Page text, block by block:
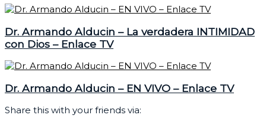
Dr. Armando Alducin – La verdadera INTIMIDAD
con Dios – Enlace TV
Dr. Armando Alducin – EN VIVO – Enlace TV
Share this with your friends via: